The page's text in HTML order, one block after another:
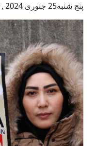
پنج شنبه25 جنوری 2024 ,